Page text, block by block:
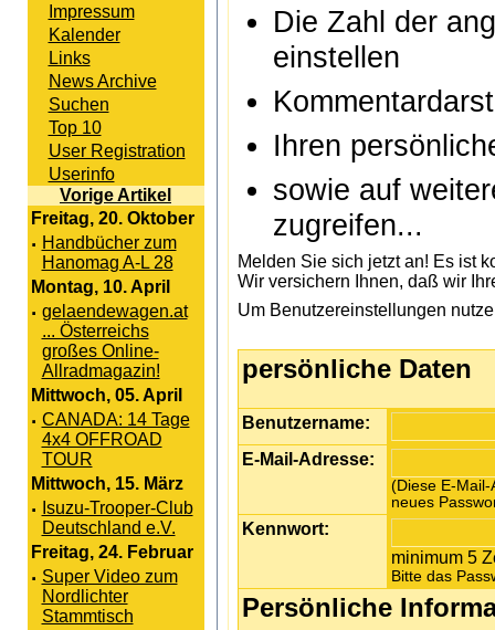
Impressum
Kalender
Links
News Archive
Suchen
Top 10
User Registration
Userinfo
Vorige Artikel
Freitag, 20. Oktober
· Handbücher zum
Hanomag A-L 28
Montag, 10. April
· gelaendewagen.at
... Österreichs
großes Online-
Allradmagazin!
Mittwoch, 05. April
· CANADA: 14 Tage
4x4 OFFROAD
TOUR
Mittwoch, 15. März
· Isuzu-Trooper-Club
Deutschland e.V.
Freitag, 24. Februar
· Super Video zum
Nordlichter
Stammtisch
Die Zahl der
einstellen
Ihren
sowie auf
zugreifen...
Melden Sie sich jetzt an! Es ist
Wir versichern Ihnen, daß wir
Um Benutzereinstellungen
persönliche Daten
Benutzername:
E-Mail-Adresse:
(Diese E-
neues
Kennwort:
minimum 5
Bitte das
Persönliche